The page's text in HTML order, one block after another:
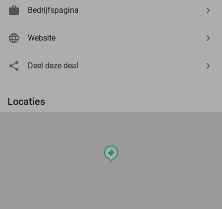
Bedrijfspagina
Website
Deel deze deal
Locaties
events